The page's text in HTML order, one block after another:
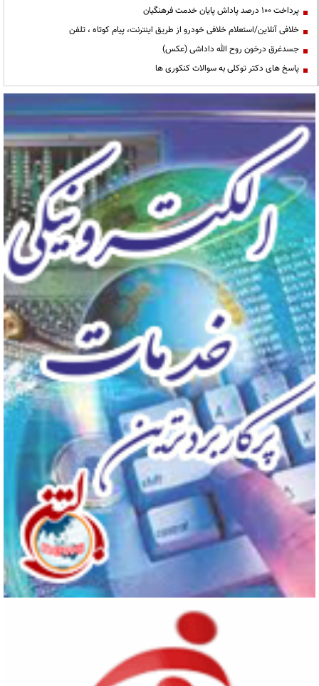
پرداخت ۱۰۰ درصد پاداش پایان خدمت فرهنگیان
خلافی آنلاین/استعلام خلافی خودرو از طریق اینترنت، پیام کوتاه ، تلفن
جسدغرق درخون روح الله داداشی (عکس)
پاسخ های دکتر توکلی به سوالات کنکوری ها